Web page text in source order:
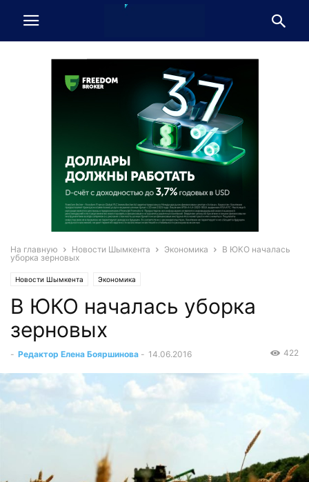
На главную Новости Шымкента Экономика
В ЮКО началась
уборка зерновых
Новости Шымкента Экономика
В ЮКО началась уборка
зерновых
- Редактор Елена Бояршинова - 14.06.2016 422